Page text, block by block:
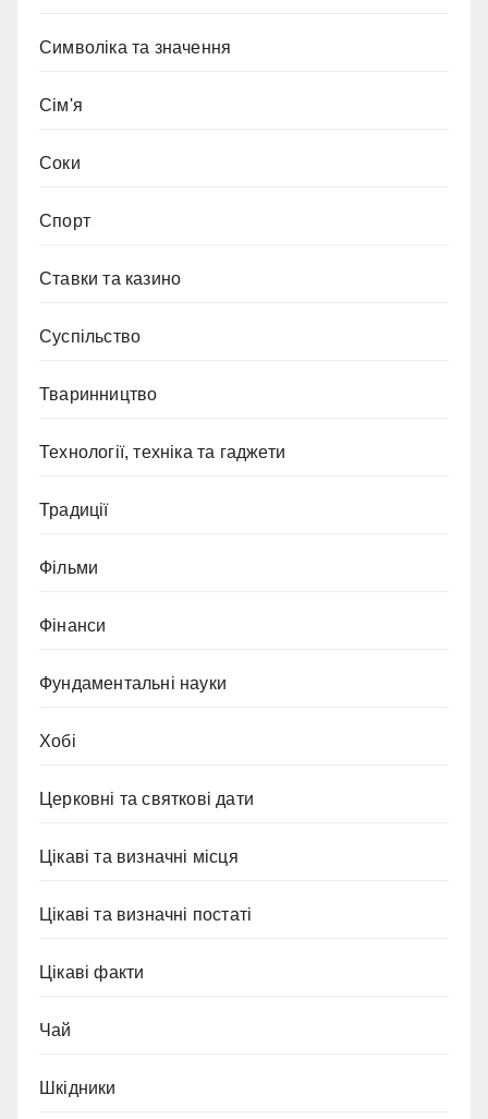
Символіка та значення
Сім'я
Соки
Спорт
Ставки та казино
Суспільство
Тваринництво
Технології, техніка та гаджети
Традиції
Фільми
Фінанси
Фундаментальні науки
Хобі
Церковні та святкові дати
Цікаві та визначні місця
Цікаві та визначні постаті
Цікаві факти
Чай
Шкідники